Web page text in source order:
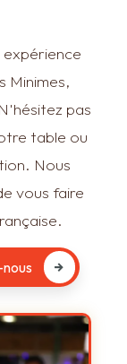
expérience
Minimes,
pas
table ou
Nous
vous faire